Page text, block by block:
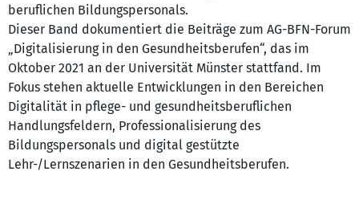
beruflichen Bildungspersonals.
Dieser Band dokumentiert die Beiträge zum AG-BFN-Forum
„Digitalisierung in den Gesundheitsberufen“, das im
Oktober 2021 an der Universität Münster stattfand. Im
Fokus stehen aktuelle Entwicklungen in den Bereichen
Digitalität in pflege- und gesundheitsberuflichen
Handlungsfeldern, Professionalisierung des
Bildungspersonals und digital gestützte
Lehr-/Lernszenarien in den Gesundheitsberufen.